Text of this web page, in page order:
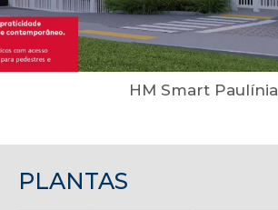
HM Smart Paulínia
PLANTAS